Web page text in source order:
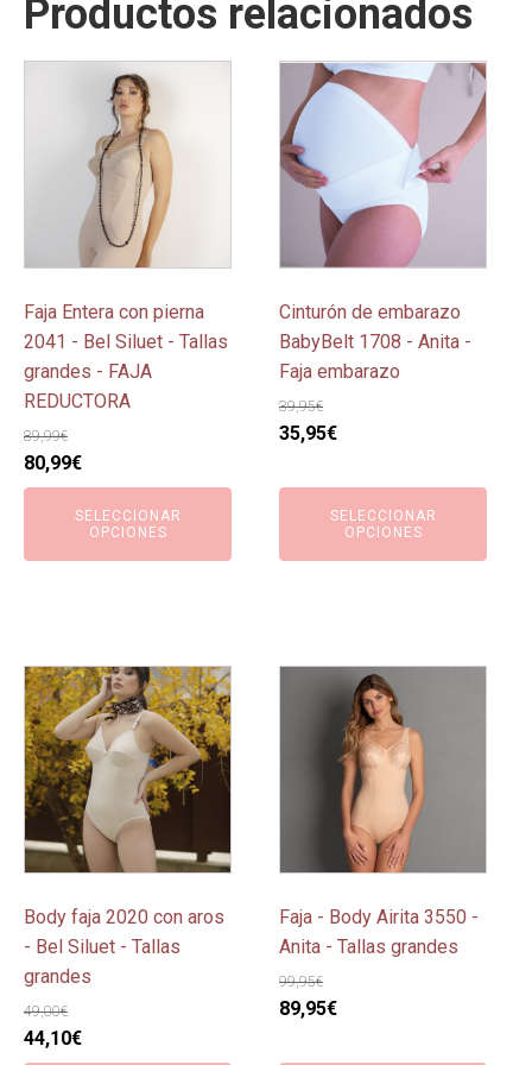
Productos relacionados
Faja Entera con pierna
2041 - Bel Siluet - Tallas
grandes - FAJA
REDUCTORA
89,99€
El
precio
original
80,99€El
precio
actual
SELECCIONAR
OPCIONES
múltiples
variantes.
opciones
pueden
elegir
en
la
página
de
producto
Cinturón de embarazo
BabyBelt 1708 - Anita -
Faja embarazo
39,95€
El
original
35,95€El
actual
es:
SELECCIONAR
OPCIONES
Este
producto
tiene
múltiples
variantes.
opciones
pueden
elegir
en
la
página
producto
Body faja 2020 con aros
- Bel Siluet - Tallas
grandes
49,00€
El
44,10€El
Este
producto
tiene
múltiples
variantes.
opciones
pueden
elegir
en
la
página
Faja - Body Airita 3550 -
Anita - Tallas grandes
99,95€
El
89,95€El
producto
múltiples
variantes.
opciones
pueden
elegir
en
la